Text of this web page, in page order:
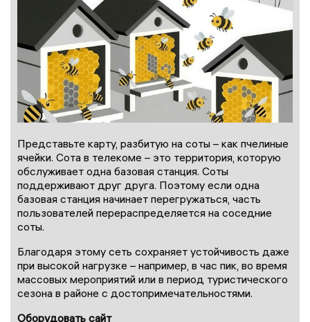
Представьте карту, разбитую на соты – как пчелиные
ячейки. Сота в телекоме – это территория, которую
обслуживает одна базовая станция. Соты
поддерживают друг друга. Поэтому если одна
базовая станция начинает перегружаться, часть
пользователей перераспределяется на соседние
соты.
Благодаря этому сеть сохраняет устойчивость даже
при высокой нагрузке – например, в час пик, во время
массовых мероприятий или в период туристического
сезона в районе с достопримечательностями.
Оборудовать сайт